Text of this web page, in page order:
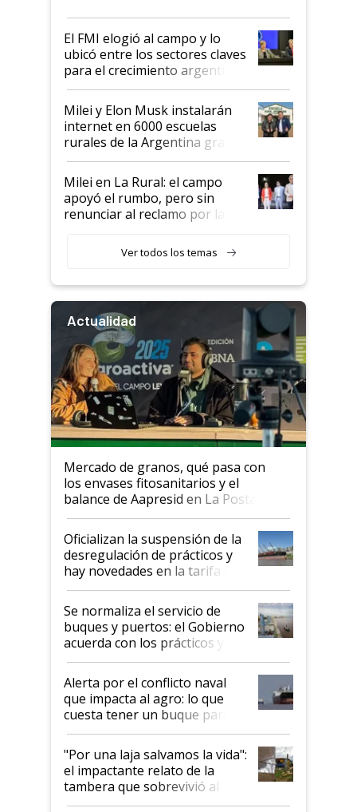
de Milei
El FMI elogió al campo y lo
ubicó entre los sectores claves
para el crecimiento argentino
Milei y Elon Musk instalarán
internet en 6000 escuelas
rurales de la Argentina gracias
a un acuerdo con Starlink
Milei en La Rural: el campo
apoyó el rumbo, pero sin
renunciar al reclamo por las
Ver todos los temas
Actualidad
Mercado de granos, qué pasa con
los envases fitosanitarios y el
balance de Aapresid en La Posta
Oficializan la suspensión de la
desregulación de prácticos y
hay novedades en la tarifa de
la hidrovía
Se normaliza el servicio de
buques y puertos: el Gobierno
acuerda con los prácticos y
suspende el decreto de
desregulación
Alerta por el conflicto naval
que impacta al agro: lo que
cuesta tener un buque parado
y el peligro de que Argentina
pase a ser "país sucio"
"Por una laja salvamos la vida":
el impactante relato de la
tambera que sobrevivió al
tornado